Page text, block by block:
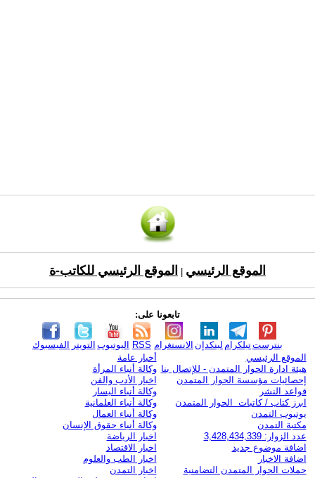
الموقع الرئيسي الموقع الرئيسي للكاتب-ة
تابعونا على:
الفيسبوك التويتر اليوتيوب RSS الانستغرام لينكدإن تيلكرامبنترست
الموقع الرئيسي
هيئة ادارة الحوار المتمدن - للإتصال بنا
إحصائيات مؤسسة الحوار المتمدن
قواعد النشر
ابرز كتاب / كاتبات الحوار المتمدن
يوتيوب التمدن
مكتبة التمدن
عدد الزوار: 3,428,434,339
اضافة موضوع جديد
اضافة الاخبار
حملات الحوار المتمدن التضامنية
أخبار عامة
وكالة أنباء المرأة
اخبار الأدب والفن
وكالة أنباء اليسار
وكالة أنباء العلمانية
وكالة أنباء العمال
وكالة أنباء حقوق الإنسان
اخبار الرياضة
اخبار الاقتصاد
اخبار الطب والعلوم
اخبار التمدن